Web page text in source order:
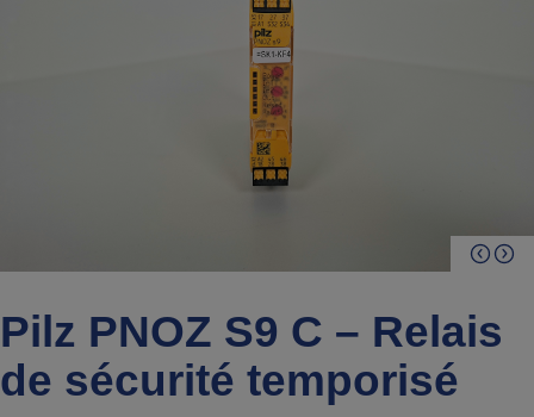
Pilz PNOZ S9 C – Relais
de sécurité temporisé